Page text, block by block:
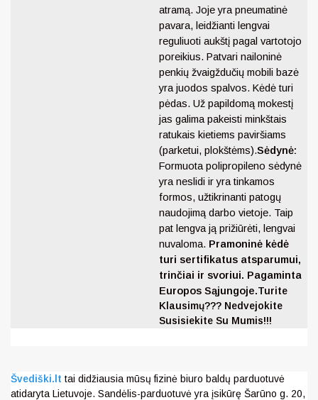
atramą. Joje yra pneumatinė
pavara, leidžianti lengvai
reguliuoti aukštį pagal vartotojo
poreikius. Patvari nailoninė
penkių žvaigždučių mobili bazė
yra juodos spalvos. Kėdė turi
pėdas. Už papildomą mokestį
jas galima pakeisti minkštais
ratukais kietiems paviršiams
(parketui, plokštėms).Sėdynė:
Formuota polipropileno sėdynė
yra neslidi ir yra tinkamos
formos, užtikrinanti patogų
naudojimą darbo vietoje. Taip
pat lengva ją prižiūrėti, lengvai
nuvaloma. Pramoninė kėdė
turi sertifikatus atsparumui,
trinčiai ir svoriui. Pagaminta
Europos Sąjungoje.Turite
Klausimų??? Nedvejokite
Susisiekite Su Mumis!!!
Švediški.lt tai didžiausia mūsų fizinė biuro baldų parduotuvė
atidaryta Lietuvoje. Sandėlis-parduotuvė yra įsikūrę Šarūno g. 20,